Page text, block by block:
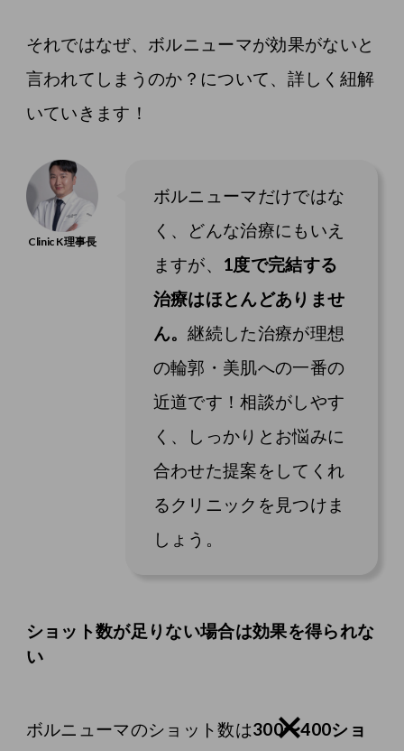
それではなぜ、ボルニューマが効果がないと
言われてしまうのか？について、詳しく紐解
いていきます！
ボルニューマだけではな
く、どんな治療にもいえ
ますが、 1度で完結する
治療はほとんどありませ
ん。継続した治療が理想
の輪郭・美肌への一番の
近道です！相談がしやす
く、しっかりとお悩みに
合わせた提案をしてくれ
るクリニックを見つけま
しょう。
ショット数が足りない場合は効果を得られな
い
ボルニューマのショット数は300〜400ショ